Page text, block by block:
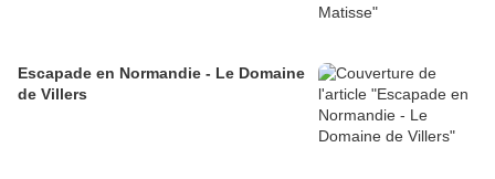
Escapade en Normandie - Le Domaine
de Villers